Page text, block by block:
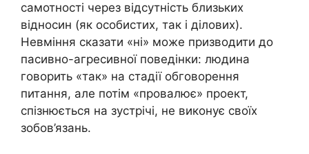
самотності через відсутність близьких
відносин (як особистих, так і ділових).
Невміння сказати «ні» може призводити до
пасивно-агресивної поведінки: людина
говорить «так» на стадії обговорення
питання, але потім «провалює» проект,
спізнюється на зустрічі, не виконує своїх
зобов’язань.